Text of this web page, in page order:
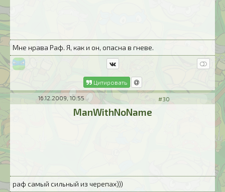
Мне нрава Раф. Я, как и он, опасна в гневе.
Цитировать
16.12.2009, 10:55 #30
ManWithNoName
раф самый сильный из черепах)))